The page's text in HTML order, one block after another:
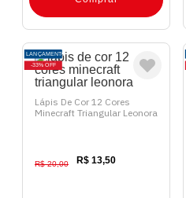
LANÇAMENTO
33% OFF
Lápis De Cor 12 Cores
Minecraft Triangular Leonora
R$ 20,00 R$ 13,50